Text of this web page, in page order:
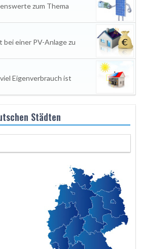
zum Thema
einer PV-Anlage zu
Eigenverbrauch ist
Städten